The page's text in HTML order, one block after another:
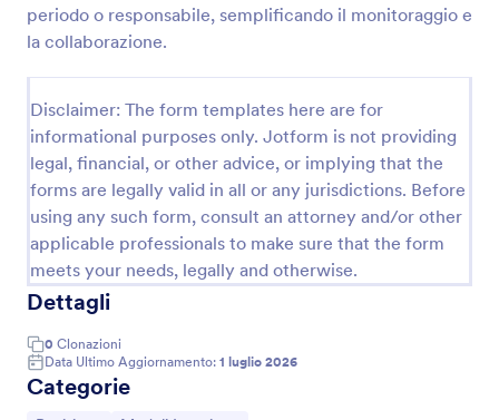
periodo o responsabile, semplificando il monitoraggio e
la collaborazione.
Disclaimer: The form templates here are for
informational purposes only. Jotform is not providing
legal, financial, or other advice, or implying that the
forms are legally valid in all or any jurisdictions. Before
using any such form, consult an attorney and/or other
applicable professionals to make sure that the form
meets your needs, legally and otherwise.
Dettagli
0 Clonazioni
Data Ultimo Aggiornamento: 1 luglio 2026
Categorie
con il Modulo Checklist di Controllo Qualità, ideale
per reparti produttivi e servizi che vogliono
verifiche nel tempo.
Go to Category:
Moduli Liste di Controllo
Usa Template
Anteprima